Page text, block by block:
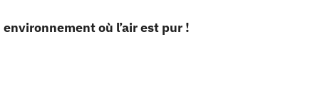
environnement où l’air est pur !